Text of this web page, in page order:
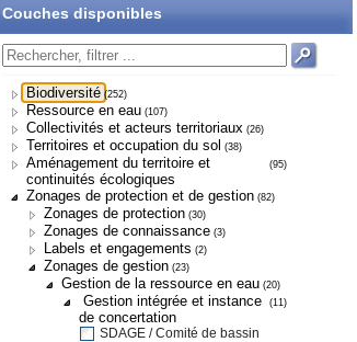
Couches disponibles
Biodiversité (252)
Ressource en eau (107)
Collectivités et acteurs territoriaux (26)
Territoires et occupation du sol (38)
Aménagement du territoire et
continuités écologiques
(95)
Zonages de protection et de gestion (82)
Zonages de protection (30)
Zonages de connaissance (3)
Labels et engagements (2)
Zonages de gestion (23)
Gestion de la ressource en eau (20)
Gestion intégrée et instance
de concertation
(11)
SDAGE / Comité de bassin